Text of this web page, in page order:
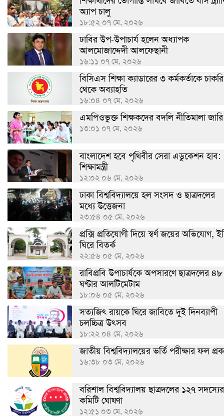
অ্যাপ চালু
১৮:৫২ ০৭ মে, ২০২৬
ঢাবির উপ-উপাচার্য হলেন অধ্যাপক
আলমোজাদ্দেদী আলফেছানী
১৬:১১ ০৭ মে, ২০২৬
বিসিএস শিক্ষা ক্যাডারের ৩ কর্মকর্তাকে চাকরি
থেকে অব্যাহতি
১৬:০৪ ০৭ মে, ২০২৬
এমপিওভুক্ত শিক্ষকদের বদলি নীতিমালা জারি
১৩:০১ ০৭ মে, ২০২৬
বাংলাদেশ হবে পৃথিবীর সেরা এডুকেশন হাব:
শিক্ষামন্ত্রী
১২:০২ ০৬ মে, ২০২৬
ঢাকা বিশ্ববিদ্যালয়ে হল সংসদ ও ছাত্রদলের
মধ্যে উত্তেজনা
২৩:৫৪ ০৫ মে, ২০২৬
প্রক্সি প্রতিযোগী দিয়ে স্বর্ণ জয়ের অভিযোগ,
ঘিরে বিতর্ক
২২:৫৬ ০৫ মে, ২০২৬
রাবিপ্রবি উপাচার্যকে অপসারণে ছাত্রদলের ৪৮
ঘণ্টার আলটিমেটাম
১৮:০৬ ০৫ মে, ২০২৬
সত্যজিৎ রায়কে ঘিরে জাবিতে দুই দিনব্যাপী
চলচ্চিত্র উৎসব
১৮:২২ ০৪ মে, ২০২৬
জাতীয় বিশ্ববিদ্যালয়ের ভর্তি পরীক্ষার ফল
১৬:৩৮ ০৩ মে, ২০২৬
বরিশাল বিশ্ববিদ্যালয় ছাত্রদলের ১২৭ সদস্যের
কমিটি ঘোষণা
১২:৫১ ০৩ মে, ২০২৬